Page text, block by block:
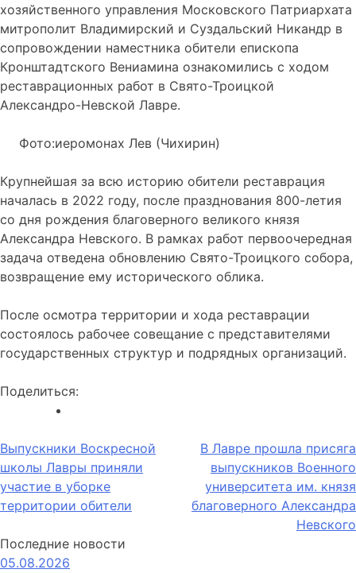
хозяйственного управления Московского Патриархата
митрополит Владимирский и Суздальский Никандр в
сопровождении наместника обители епископа
Кронштадтского Вениамина ознакомились с ходом
реставрационных работ в Свято-Троицкой
Александро-Невской Лавре.
Фото:иеромонах Лев (Чихирин)
Крупнейшая за всю историю обители реставрация
началась в 2022 году, после празднования 800-летия
со дня рождения благоверного великого князя
Александра Невского. В рамках работ первоочередная
задача отведена обновлению Свято-Троицкого собора,
возвращение ему исторического облика.
После осмотра территории и хода реставрации
состоялось рабочее совещание с представителями
государственных структур и подрядных организаций.
Поделиться:
Навигация
по
записям
Выпускники Воскресной
школы Лавры приняли
участие в уборке
территории обители
В Лавре прошла присяга
выпускников Военного
университета им. князя
благоверного Александра
Невского
Последние новости
05.08.2026